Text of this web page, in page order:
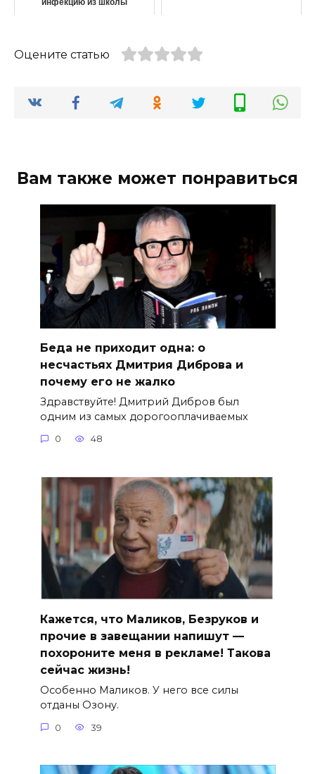
инфекцию из школы
Оцените статью
Вам также может понравиться
Беда не приходит одна: о
несчастьях Дмитрия Диброва и
почему его не жалко
Здравствуйте! Дмитрий Дибров был
одним из самых дорогооплачиваемых
0 48
Кажется, что Маликов, Безруков и
прочие в завещании напишут —
похороните меня в рекламе! Такова
сейчас жизнь!
Особенно Маликов. У него все силы
отданы Озону.
0 39